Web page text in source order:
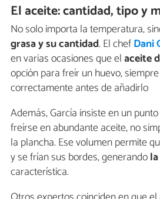
El aceite: cantidad, tipo y
No solo importa la temperatura,
grasa y su cantidad. El chefDani
en varias ocasiones que elaceite
opción para freír un huevo,
correctamente antes de añadirlo
Además, García insiste en un
freírse en abundante aceite, no
la plancha. Ese volumen permite
y se frían sus bordes, generando
característica.